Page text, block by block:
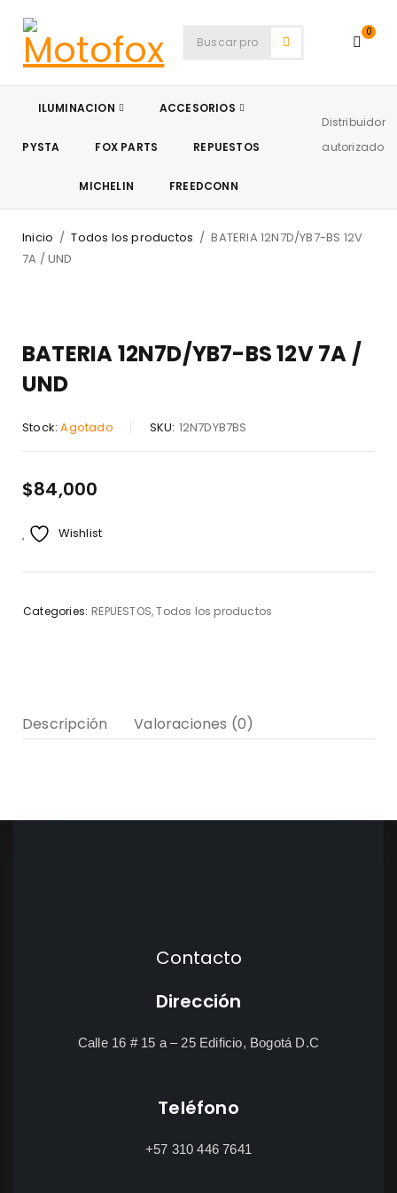
0
ILUMINACION ACCESORIOS
PYSTA FOX PARTS REPUESTOS
MICHELIN FREEDCONN
Distribuidor
autorizado
Inicio / Todos los productos / BATERIA 12N7D/YB7-BS 12V
7A / UND
BATERIA 12N7D/YB7-BS 12V 7A /
UND
Stock: Agotado SKU: 12N7DYB7BS
$84,000
Wishlist
Categories: REPUESTOS,Todos los productos
Descripción Valoraciones (0)
Contacto
Dirección
Calle 16 # 15 a – 25 Edificio, Bogotá D.C
Teléfono
+57 310 446 7641